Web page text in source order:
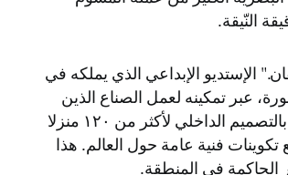
النّيقة.
الإستديو الإبداعي الذي يملكه في
عبر تمكينه لعمل الصناع الذين
ساهموا في مشاريعه الفندقية وقصوره الملكية. قام عمار بالتصميم الداخلي لأكثر من ١٢٠ منزلا
فنية عامة حول العالم. هذا
الحاكمة في المنطقة.